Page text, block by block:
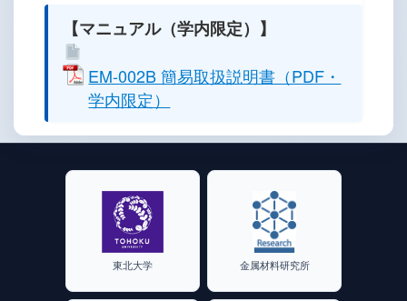
【マニュアル（学内限定）】
EM-002B 簡易取扱説明書（PDF・
学内限定）
東北大学 金属材料研究所